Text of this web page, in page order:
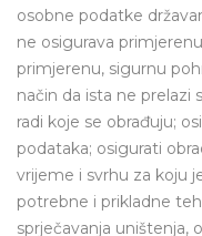
osobne podatke
ne osigurava
primjerenu, sigurnu
način da ista ne prelazi
radi koje se obrađuju;
podataka; osigurati
vrijeme i svrhu za koju
potrebne i prikladne
sprječavanja uništenja,